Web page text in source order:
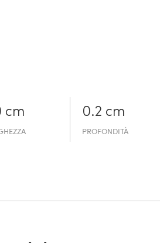
cm 0.2 cm
PROFONDITÀ